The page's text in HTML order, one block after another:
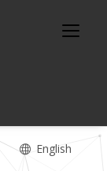
English